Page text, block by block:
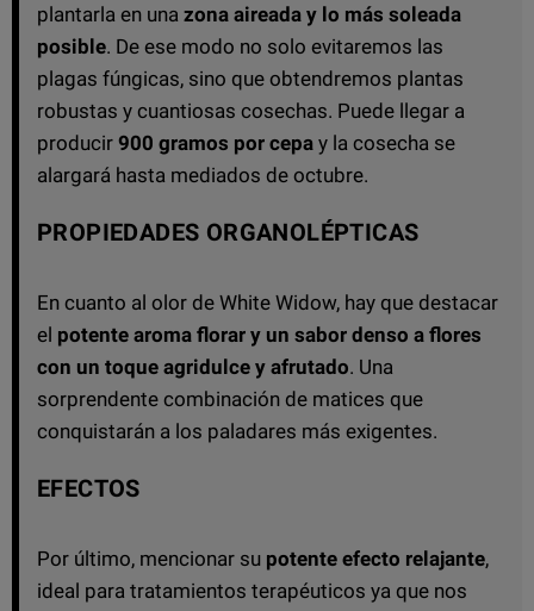
plantarla en una zona aireada y lo más soleada
posible. De ese modo no solo evitaremos las
plagas fúngicas, sino que obtendremos plantas
robustas y cuantiosas cosechas. Puede llegar a
producir 900 gramos por cepa y la cosecha se
alargará hasta mediados de octubre.
PROPIEDADES ORGANOLÉPTICAS
En cuanto al olor de White Widow, hay que destacar
el potente aroma florar y un sabor denso a flores
con un toque agridulce y afrutado. Una
sorprendente combinación de matices que
conquistarán a los paladares más exigentes.
EFECTOS
Por último, mencionar su potente efecto relajante,
ideal para tratamientos terapéuticos ya que nos